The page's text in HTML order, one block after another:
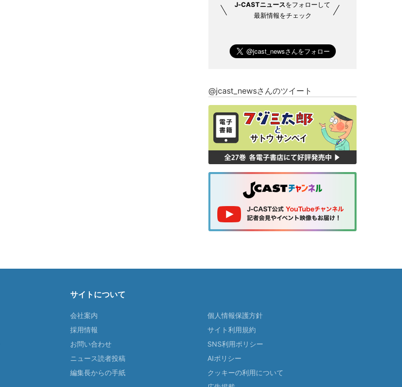
J-CASTニュースをフォローして
最新情報をチェック
@jcast_newsさんのツイート
サイトについて
会社案内
採用情報
お問い合わせ
ニュース読者投稿
編集長からの手紙
個人情報保護方針
サイト利用規約
SNS利用ポリシー
AIポリシー
クッキーの利用について